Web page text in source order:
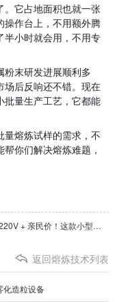
。它占地面积也就一张
操作台上，不用额外腾
半小时就会用，不用专
粉末研发进展顺利多
场后反响还不错。现在
批量生产工艺，它都能
熔炼试样的需求，不
你们解决熔炼难题，
下一篇：220V + 亲民价！这款小型高频熔炼炉适配贵金属熔炼需求
返回熔炼技术列表
化造粒设备